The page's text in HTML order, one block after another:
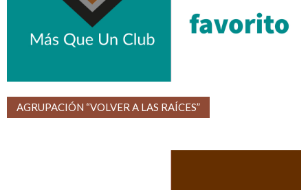
AGRUPACIÓN “VOLVER A LAS RAÍCES”